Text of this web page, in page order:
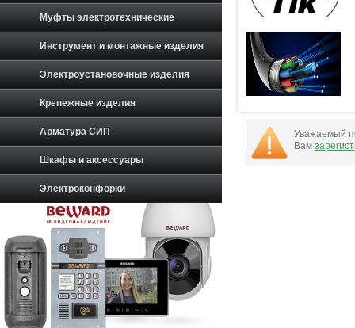
Уважаемый
Вам
Муфты электротехнические
Инструмент и монтажные изделия
Электроустановочные изделия
Крепежные изделия
Арматура СИП
Шкафы и аксессуары
Электроконфорки